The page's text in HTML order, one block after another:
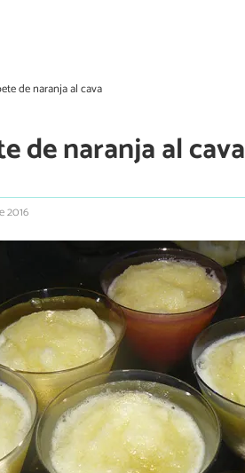
de naranja al cava
de naranja al cava
2016